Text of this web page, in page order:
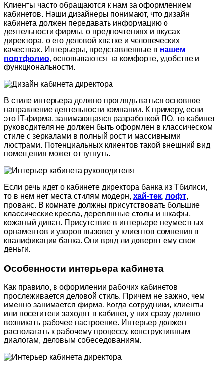
Клиенты часто обращаются к нам за оформлением
кабинетов. Наши дизайнеры понимают, что дизайн
кабинета должен передавать информацию о
деятельности фирмы, о предпочтениях и вкусах
директора, о его деловой хватке и человеческих
качествах. Интерьеры, представленные в нашем
портфолио, основываются на комфорте, удобстве и
функциональности.
В стиле интерьера должно проглядываться основное
направление деятельности компании. К примеру, если
это IT-фирма, занимающаяся разработкой ПО, то кабинет
руководителя не должен быть оформлен в классическом
стиле с зеркалами в полный рост и массивными
люстрами. Потенциальных клиентов такой внешний вид
помещения может отпугнуть.
Если речь идет о кабинете директора банка из Тбилиси,
то в нем нет места стилям модерн, хай-тек, лофт,
прованс. В комнате должны присутствовать большие
классические кресла, деревянные столы и шкафы,
кожаный диван. Присутствие в интерьере неуместных
орнаментов и узоров вызовет у клиентов сомнения в
квалификации банка. Они вряд ли доверят ему свои
деньги.
Особенности интерьера кабинета
Как правило, в оформлении рабочих кабинетов
прослеживается деловой стиль. Причем не важно, чем
именно занимается фирма. Когда сотрудники, клиенты
или посетители заходят в кабинет, у них сразу должно
возникать рабочее настроение. Интерьер должен
располагать к рабочему процессу, конструктивным
диалогам, деловым собеседованиям.